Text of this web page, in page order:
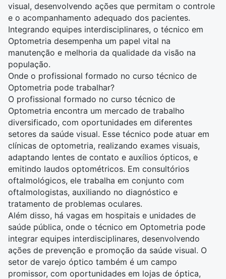
visual, desenvolvendo ações que permitam o controle
e o acompanhamento adequado dos pacientes.
Integrando equipes interdisciplinares, o técnico em
Optometria desempenha um papel vital na
manutenção e melhoria da qualidade da visão na
população.
Onde o profissional formado no curso técnico de
Optometria pode trabalhar?
O profissional formado no curso técnico de
Optometria encontra um mercado de trabalho
diversificado, com oportunidades em diferentes
setores da saúde visual. Esse técnico pode atuar em
clínicas de optometria, realizando exames visuais,
adaptando lentes de contato e auxílios ópticos, e
emitindo laudos optométricos. Em consultórios
oftalmológicos, ele trabalha em conjunto com
oftalmologistas, auxiliando no diagnóstico e
tratamento de problemas oculares.
Além disso, há vagas em hospitais e unidades de
saúde pública, onde o técnico em Optometria pode
integrar equipes interdisciplinares, desenvolvendo
ações de prevenção e promoção da saúde visual. O
setor de varejo óptico também é um campo
promissor, com oportunidades em lojas de óptica,